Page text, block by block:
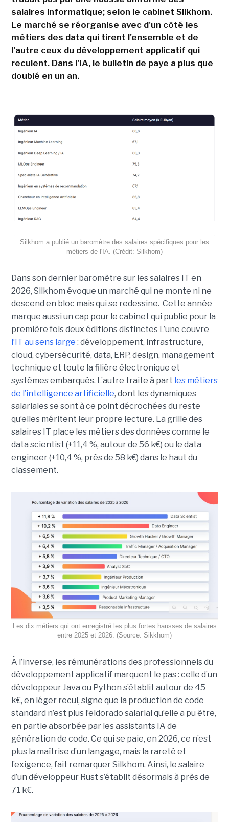
salaires informatique; selon le cabinet Silkhom.
Le marché se réorganise avec d'un côté les
métiers des data qui tirent l'ensemble et de
l'autre ceux du développement applicatif qui
reculent. Dans l'IA, le bulletin de paye a plus que
doublé en un an.
Silkhom a publié un baromètre des salaires spécifiques pour les
métiers de l'IA. (Crédit: Silkhom)
Dans son dernier baromètre sur les salaires IT en
2026, Silkhom évoque un marché qui ne monte ni ne
descend en bloc mais qui se redessine. Cette année
marque aussi un cap pour le cabinet qui publie pour la
première fois deux éditions distinctes L’une couvre
l’IT au sens large : développement, infrastructure,
cloud, cybersécurité, data, ERP, design, management
technique et toute la filière électronique et
systèmes embarqués. L’autre traite à part les métiers
de l’intelligence artificielle, dont les dynamiques
salariales se sont à ce point décrochées du reste
qu’elles méritent leur propre lecture. La grille des
salaires IT place les métiers des données comme le
data scientist (+11,4 %, autour de 56 k€) ou le data
engineer (+10,4 %, près de 58 k€) dans le haut du
classement.
Les dix métiers qui ont enregistré les plus fortes hausses de salaires
entre 2025 et 2026. (Source: Sikkhom)
À l’inverse, les rémunérations des professionnels du
développement applicatif marquent le pas : celle d’un
développeur Java ou Python s’établit autour de 45
k€, en léger recul, signe que la production de code
standard n’est plus l’eldorado salarial qu’elle a pu être,
en partie absorbée par les assistants IA de
génération de code. Ce qui se paie, en 2026, ce n’est
plus la maîtrise d’un langage, mais la rareté et
l’exigence, fait remarquer Silkhom. Ainsi, le salaire
d’un développeur Rust s’établit désormais à près de
71 k€.